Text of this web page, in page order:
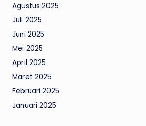
Agustus 2025
Juli 2025
Juni 2025
Mei 2025
April 2025
Maret 2025
Februari 2025
Januari 2025